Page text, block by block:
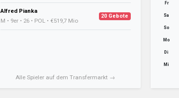
Alfred Pianka
M • 9er • 26 • POL • €519,7 Mio
20 Gebote
Alle Spieler auf dem Transfermarkt →
Fr
Sa
So
Mo
Di
Mi